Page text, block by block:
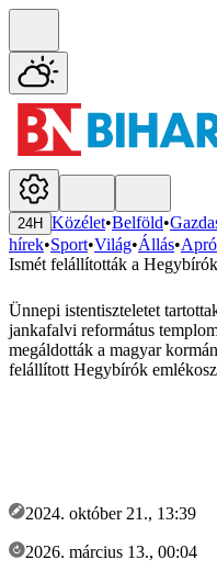
24H Közélet•Belföld•
hírek•Sport•Világ•Állás•
Ismét felállították a
Ünnepi istentiszteletet
jankafalvi református
megáldották a magyar
felállított Hegybírók
2024. október 21., 13:39
2026. március 13., 00:04